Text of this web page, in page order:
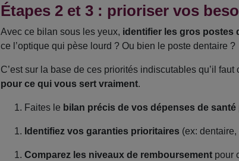
Étapes 2 et 3 : prioriser vos
Avec ce bilan sous les yeux, identifier les gros postes
ce l’optique qui pèse lourd ? Ou bien le poste dentaire ?
C’est sur la base de ces priorités indiscutables qu’il
pour ce qui vous sert vraiment.
Faites le bilan précis de vos dépenses de santé
Identifiez vos garanties prioritaires(ex: dentaire,
Comparez les niveaux de remboursementpour